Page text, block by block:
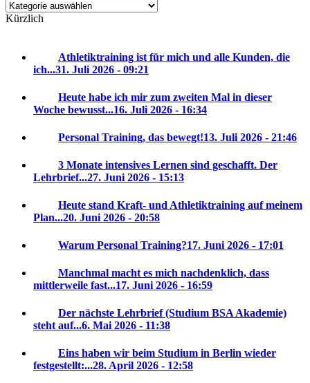
Kategorien
Kürzlich
Athletiktraining ist für mich und alle Kunden, die
ich...31. Juli 2026 - 09:21
Heute habe ich mir zum zweiten Mal in dieser
Woche bewusst...16. Juli 2026 - 16:34
Personal Training, das bewegt!13. Juli 2026 - 21:46
3 Monate intensives Lernen sind geschafft. Der
Lehrbrief...27. Juni 2026 - 15:13
Heute stand Kraft- und Athletiktraining auf meinem
Plan...20. Juni 2026 - 20:58
Warum Personal Training?17. Juni 2026 - 17:01
Manchmal macht es mich nachdenklich, dass
mittlerweile fast...17. Juni 2026 - 16:59
Der nächste Lehrbrief (Studium BSA Akademie)
steht auf...6. Mai 2026 - 11:38
Eins haben wir beim Studium in Berlin wieder
festgestellt:...28. April 2026 - 12:58